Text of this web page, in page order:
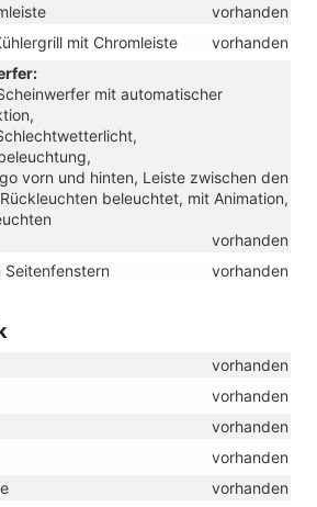
vorhanden
mit Chromleiste
vorhanden
mit automatischer
vorn und hinten, Leiste zwischen den
beleuchtet, mit Animation,
vorhanden
Seitenfenstern
vorhanden
vorhanden
vorhanden
vorhanden
vorhanden
vorhanden